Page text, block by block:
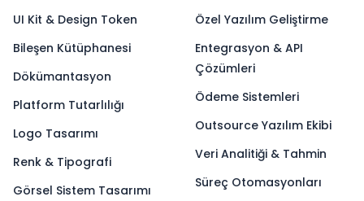
UI Kit & Design Token
Bileşen Kütüphanesi
Dökümantasyon
Platform Tutarlılığı
Logo Tasarımı
Renk & Tipografi
Görsel Sistem Tasarımı
Özel Yazılım Geliştirme
Entegrasyon & API
Çözümleri
Ödeme Sistemleri
Outsource Yazılım Ekibi
Veri Analitiği & Tahmin
Süreç Otomasyonları